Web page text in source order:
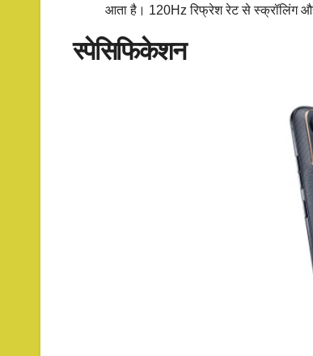
आता है। 120Hz रिफ्रेश रेट से स्क्रॉलिंग
स्पेसिफिकेशन